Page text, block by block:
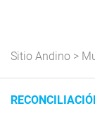
Sitio Andino >